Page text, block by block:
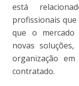
está
profissionais
que o mercado
novas
organização
contratado.